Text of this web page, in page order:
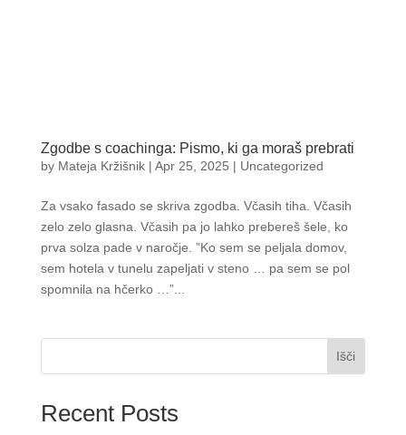
Zgodbe s coachinga: Pismo, ki ga moraš prebrati
by Mateja Kržišnik| Apr 25, 2025 | Uncategorized
Za vsako fasado se skriva zgodba. Včasih tiha. Včasih
zelo zelo glasna. Včasih pa jo lahko prebereš šele, ko
prva solza pade v naročje. ”Ko sem se peljala domov,
sem hotela v tunelu zapeljati v steno … pa sem se pol
spomnila na hčerko …”...
Išči
Recent Posts